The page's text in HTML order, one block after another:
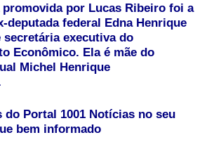
promovida por Lucas Ribeiro foi a
deputada federal Edna Henrique
secretária executiva do
Econômico. Ela é mãe do
Michel Henrique
do Portal 1001 Notícias no seu
bem informado